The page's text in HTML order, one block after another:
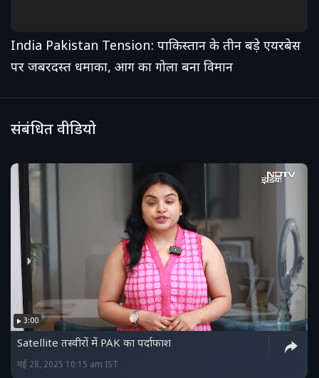
India Pakistan Tension: पाकिस्तान के तीन बड़े एयरबेस
पर जबरदस्त धमाका, आग का गोला बना विमान
संबंधित वीडियो
3:00
Satellite तस्वीरों में PAK का पर्दाफाश
मई 28, 2025 10:15 am IST